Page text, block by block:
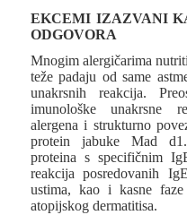
EKCEMI IZAZVANI
ODGOVORA
Mnogim alergičarima
teže padaju od same
unakrsnih reakcija.
imunološke unakrsne
alergena i strukturno
protein jabuke Mad d1.
proteina s specifičnim
reakcija posredovanih
ustima, kao i kasne
atopijskog dermatitisa.